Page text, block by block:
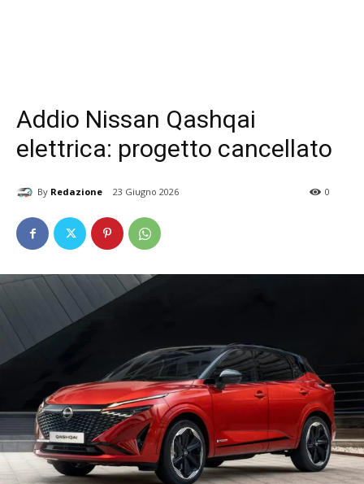
Addio Nissan Qashqai
elettrica: progetto cancellato
By Redazione 23 Giugno 2026 0